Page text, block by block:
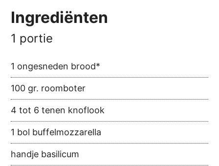
Ingrediënten
1 portie
1 ongesneden brood*
100 gr. roomboter
4 tot 6 tenen knoflook
1 bol buffelmozzarella
handje basilicum